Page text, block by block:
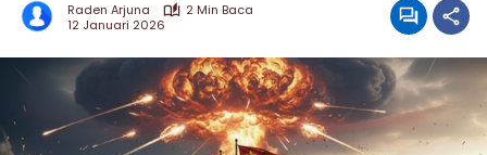
Raden Arjuna
2 Min Baca
12 Januari 2026